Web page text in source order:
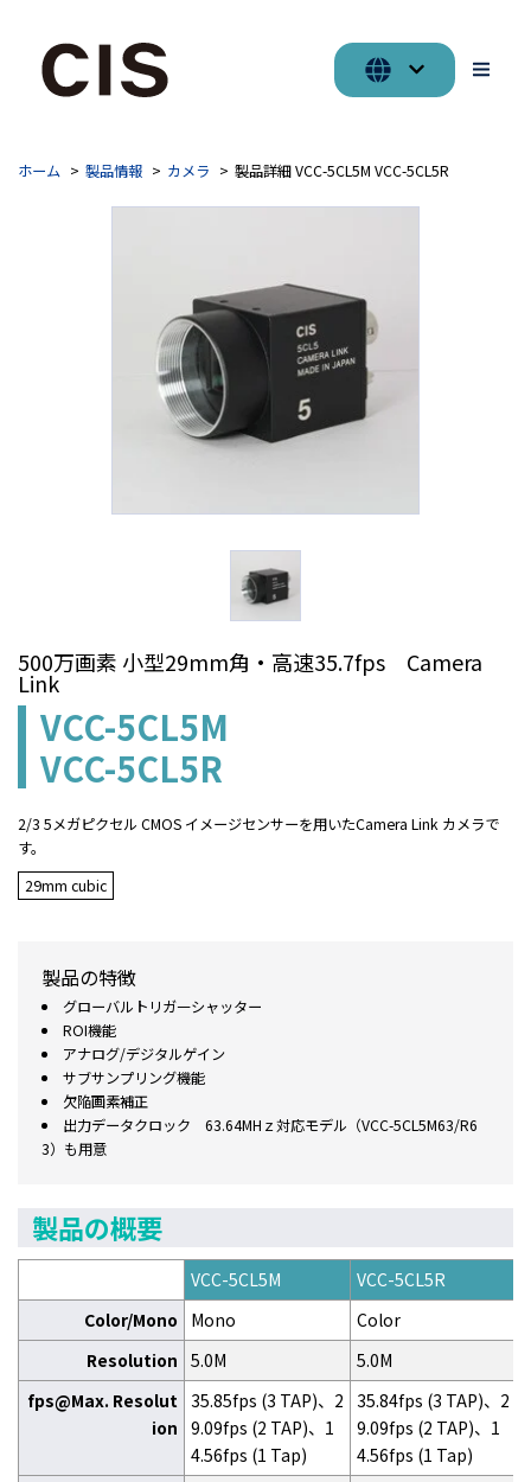
ホーム 製品情報 カメラ 製品詳細 VCC-5CL5M VCC-5CL5R
500万画素 小型29mm角・高速35.7fps Camera
Link
VCC-5CL5M
VCC-5CL5R
2/3 5メガピクセル CMOS イメージセンサーを用いたCamera Link カメラで
す。
29mm cubic
製品の特徴
グローバルトリガ―シャッター
ROI機能
アナログ/デジタルゲイン
サブサンプリング機能
欠陥画素補正
出力データクロック 63.64MHｚ対応モデル（VCC-5CL5M63/R6
3）も用意
製品の概要
VCC-5CL5M
VCC-5CL5R
Color/Mono
Mono
Color
Resolution 5.0M
5.0M
fps@Max. Resolut
ion
35.85fps (3 TAP)、2
9.09fps (2 TAP)、1
4.56fps (1 Tap)
35.84fps (3 TAP)、2
9.09fps (2 TAP)、1
4.56fps (1 Tap)